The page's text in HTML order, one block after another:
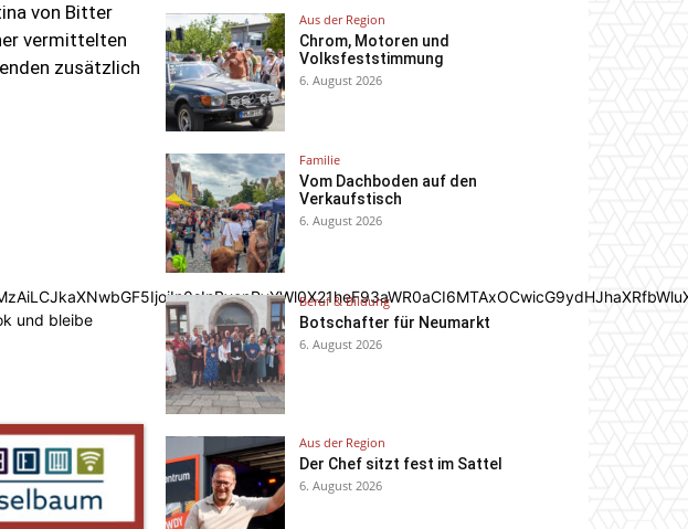
von Bitter
vermittelten
zusätzlich
und bleibe
Aus der Region
Chrom, Motoren und
Volksfeststimmung
6. August 2026
Familie
Vom Dachboden auf den
Verkaufstisch
6. August 2026
Beruf & Bildung
Botschafter für Neumarkt
6. August 2026
Aus der Region
Der Chef sitzt fest im Sattel
6. August 2026